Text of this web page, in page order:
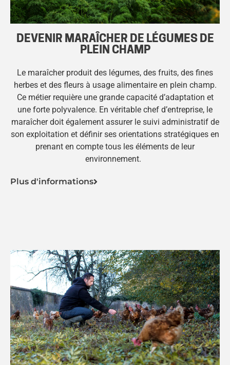
DEVENIR MARAÎCHER DE LÉGUMES DE
PLEIN CHAMP
Le maraîcher produit des légumes, des fruits, des fines
herbes et des fleurs à usage alimentaire en plein champ.
Ce métier requière une grande capacité d’adaptation et
une forte polyvalence. En véritable chef d’entreprise, le
maraîcher doit également assurer le suivi administratif de
son exploitation et définir ses orientations stratégiques en
prenant en compte tous les éléments de leur
environnement.
Plus d'informations